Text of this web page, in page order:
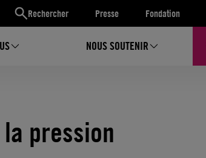
Rechercher Presse Fondation
NOUS SOUTENIR
pression